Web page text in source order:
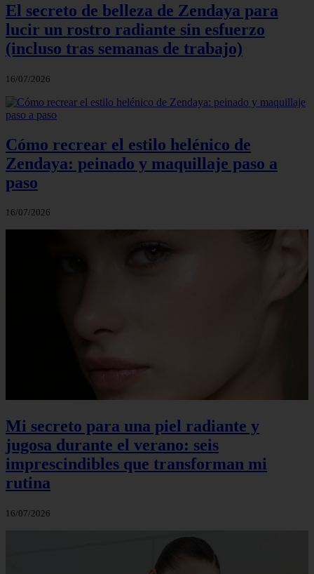
El secreto de belleza de Zendaya para
lucir un rostro radiante sin esfuerzo
(incluso tras semanas de trabajo)
16/07/2026
Cómo recrear el estilo helénico de
Zendaya: peinado y maquillaje paso a
paso
16/07/2026
Mi secreto para una piel radiante y
jugosa durante el verano: seis
imprescindibles que transforman mi
rutina
16/07/2026